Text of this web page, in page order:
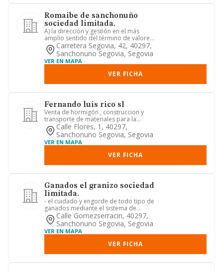
Romaibe de sanchonuño
sociedad limitada.
A) la dirección y gestión en el más
amplio sentido del término de valores
representativos del capit...
Carretera Segovia, 42, 40297,
Sanchonuno Segovia, Segovia
VER EN MAPA
VER FICHA
Fernando luis rico sl
Venta de hormigón , construccion y
transporte de materiales para la
mismaCalle Flores, 1, 40297,
Sanchonuno Segovia, Segovia
VER EN MAPA
VER FICHA
Ganados el granizo sociedad
limitada.
- el cuidado y engorde de todo tipo de
ganados mediante el sistema de
integración. la compraventa y...
Calle Gomezserracin, 40297,
Sanchonuno Segovia, Segovia
VER EN MAPA
VER FICHA